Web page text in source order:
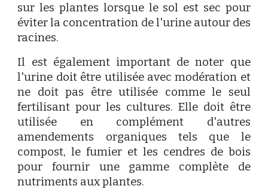
sur les plantes lorsque le sol est sec pour
éviter la concentration de l'urine autour des
racines.
Il est également important de noter que
l'urine doit être utilisée avec modération et
ne doit pas être utilisée comme le seul
fertilisant pour les cultures. Elle doit être
utilisée en complément d'autres
amendements organiques tels que le
compost, le fumier et les cendres de bois
pour fournir une gamme complète de
nutriments aux plantes.